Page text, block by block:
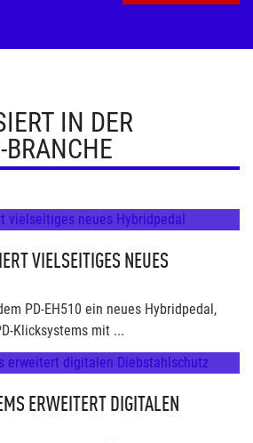
IN DER
BRANCHE
VIELSEITIGES NEUES
PD-EH510 ein neues Hybridpedal,
Klicksystems mit ...
ERWEITERT DIGITALEN